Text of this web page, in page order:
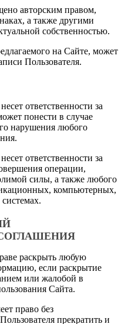
авторским правом,
а также другими
собственностью.
на Сайте, может
Пользователя.
ответственности за
понести в случае
нарушения любого
ответственности за
операции,
силы, а также любого
компьютерных,
раскрыть любую
если раскрытие
или жалобой в
Сайта.
право без
прекратить и